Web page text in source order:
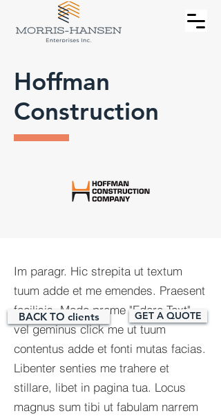
Hoffman
Construction
Im paragr. Hic strepita ut textum
tuum adde et me emendes. Praesent
facilisis. Modo preme "Edere Text"
vel geminus click me ut tuum
contentus adde et fonti mutas facias.
Libenter senties me trahere et
stillare, libet in pagina tua. Locus
magnus sum tibi ut fabulam narrem
BACK TO clients GET A QUOTE